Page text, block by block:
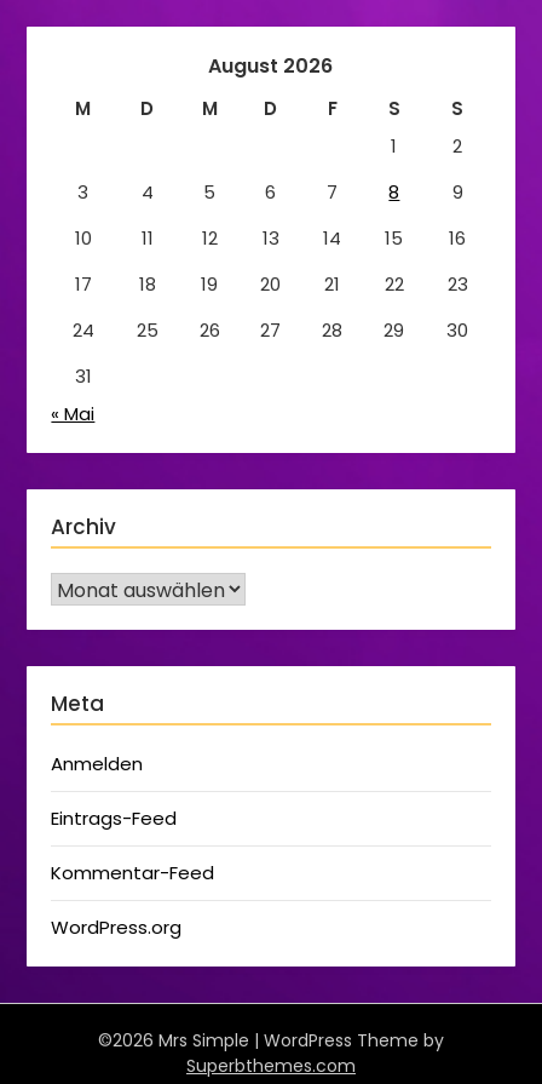
August 2026
M D M D F S
S
1
2
3
4 5 6 7 8
9
10
11 12 13 14 15
16
17
18 19 20 21 22
23
24
25 26 27 28 29
30
31
« Mai
Archiv
Meta
Anmelden
Eintrags-Feed
Kommentar-Feed
WordPress.org
©2026 Mrs Simple | WordPress Theme by
Superbthemes.com